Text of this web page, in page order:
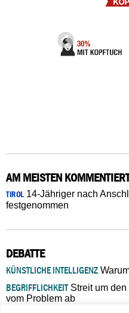
AM MEISTEN
TIROL14-Jähriger nach
festgenommen
DEBATTE
KÜNSTLICHE INTELLIGENZ
BEGRIFFLICHKEITStreit um den
vom Problem ab